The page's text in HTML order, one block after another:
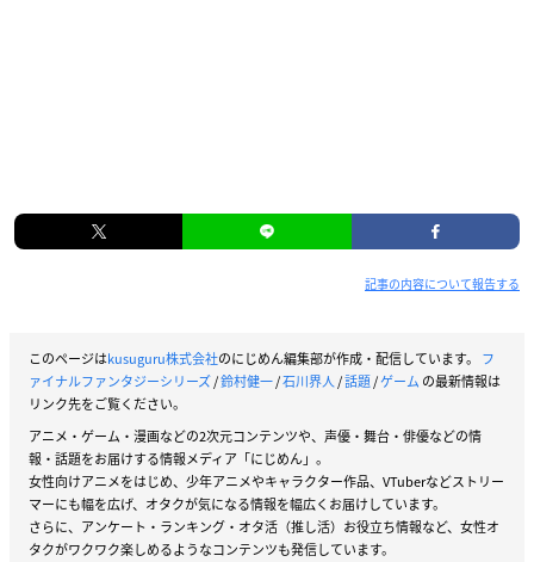
記事の内容について報告する
このページはkusuguru株式会社のにじめん編集部が作成・配信しています。 フ
ァイナルファンタジーシリーズ/鈴村健一/石川界人/話題/ゲーム の最新情報は
リンク先をご覧ください。
アニメ・ゲーム・漫画などの2次元コンテンツや、声優・舞台・俳優などの情
報・話題をお届けする情報メディア「にじめん」。
女性向けアニメをはじめ、少年アニメやキャラクター作品、VTuberなどストリー
マーにも幅を広げ、オタクが気になる情報を幅広くお届けしています。
さらに、アンケート・ランキング・オタ活（推し活）お役立ち情報など、女性オ
タクがワクワク楽しめるようなコンテンツも発信しています。